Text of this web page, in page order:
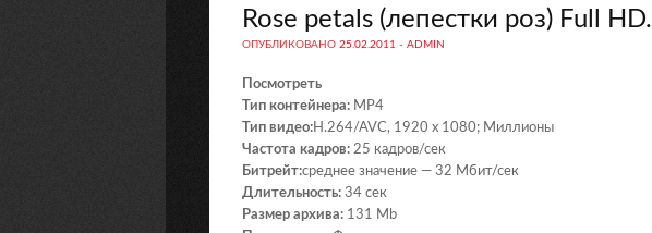
Rose petals (лепестки роз) Full HD.
ОПУБЛИКОВАНО 25.02.2011 - ADMIN
Посмотреть
Тип контейнера: MP4
Тип видео:H.264/AVC, 1920 х 1080; Миллионы
Частота кадров: 25 кадров/сек
Битрейт:среднее значение — 32 Мбит/сек
Длительность: 34 сек
Размер архива: 131 Мb